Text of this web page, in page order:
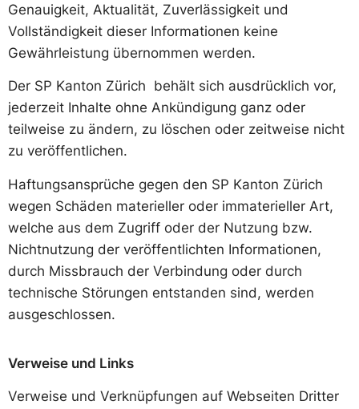
Genauigkeit, Aktualität, Zuverlässigkeit und
Vollständigkeit dieser Informationen keine
Gewährleistung übernommen werden.
Der SP Kanton Zürich behält sich ausdrücklich vor,
jederzeit Inhalte ohne Ankündigung ganz oder
teilweise zu ändern, zu löschen oder zeitweise nicht
zu veröffentlichen.
Haftungsansprüche gegen den SP Kanton Zürich
wegen Schäden materieller oder immaterieller Art,
welche aus dem Zugriff oder der Nutzung bzw.
Nichtnutzung der veröffentlichten Informationen,
durch Missbrauch der Verbindung oder durch
technische Störungen entstanden sind, werden
ausgeschlossen.
Verweise und Links
Verweise und Verknüpfungen auf Webseiten Dritter